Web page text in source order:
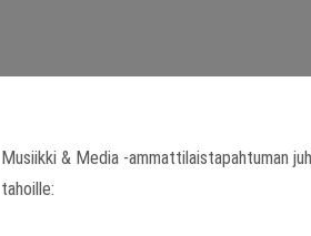
Musiikki & Media -ammattilaistapahtuman
tahoille: